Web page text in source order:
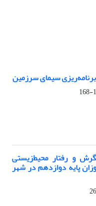
سیمای سرزمین
و رفتار محیط‌‌زیستی
پایه دوازدهم در شهر